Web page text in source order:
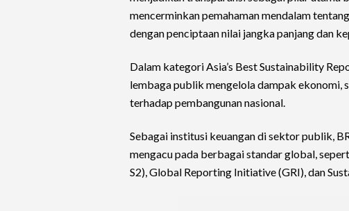
mencerminkan pemahaman mendalam
dengan penciptaan nilai jangka panjang dan
Dalam kategori Asia’s Best Sustainability
lembaga publik mengelola dampak ekonomi,
terhadap pembangunan nasional.
Sebagai institusi keuangan di sektor publik,
mengacu pada berbagai standar global,
S2), Global Reporting Initiative (GRI), dan